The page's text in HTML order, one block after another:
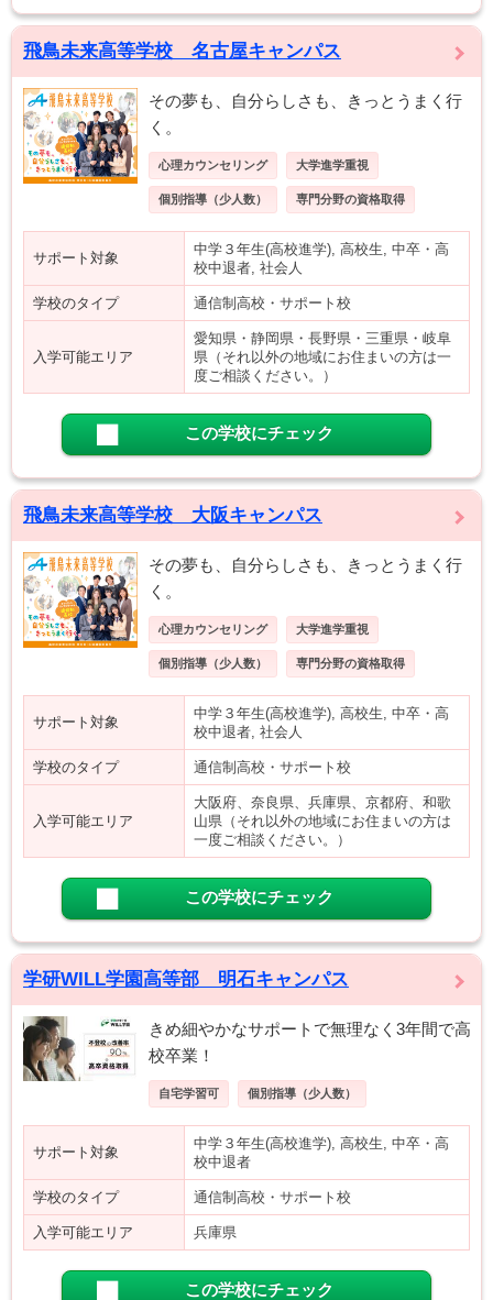
飛鳥未来高等学校 名古屋キャンパス
その夢も、自分らしさも、きっとうまく行
く。
心理カウンセリング 大学進学重視
個別指導（少人数） 専門分野の資格取得
サポート対象
中学３年生(高校進学), 高校生, 中卒・高
校中退者, 社会人
学校のタイプ 通信制高校・サポート校
入学可能エリア
愛知県・静岡県・長野県・三重県・岐阜
県（それ以外の地域にお住まいの方は一
度ご相談ください。）
この学校にチェック
飛鳥未来高等学校 大阪キャンパス
その夢も、自分らしさも、きっとうまく行
く。
心理カウンセリング 大学進学重視
個別指導（少人数） 専門分野の資格取得
サポート対象
中学３年生(高校進学), 高校生, 中卒・高
校中退者, 社会人
学校のタイプ 通信制高校・サポート校
入学可能エリア
大阪府、奈良県、兵庫県、京都府、和歌
山県（それ以外の地域にお住まいの方は
一度ご相談ください。）
この学校にチェック
学研WILL学園高等部 明石キャンパス
きめ細やかなサポートで無理なく3年間で高
校卒業！
自宅学習可 個別指導（少人数）
サポート対象
中学３年生(高校進学), 高校生, 中卒・高
校中退者
学校のタイプ 通信制高校・サポート校
入学可能エリア 兵庫県
この学校にチェック